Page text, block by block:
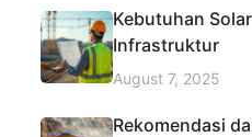
Kebutuhan
Infrastruktur
August 7, 2025
Rekomendasi